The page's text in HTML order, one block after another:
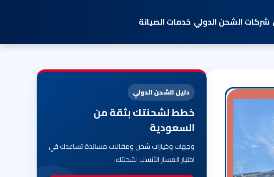
شركات الشحن الدولي خدمات الصيانة
دليل الشحن الدولي
خطط لشحنتك بثقة من
السعودية
وجهات وخيارات شحن ومقالات مساندة تساعدك في
اختيار المسار الأنسب لشحنتك.